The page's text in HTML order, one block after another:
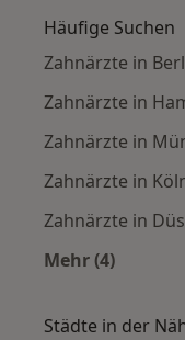
Häufige Suchen
Zahnärzte in
Zahnärzte in
Zahnärzte in
Zahnärzte in
Zahnärzte in
Mehr (4)
Städte in der